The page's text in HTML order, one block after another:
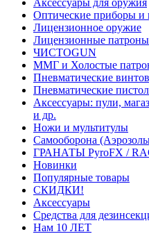
Оптические приборы и
Лицензионное оружие
Лицензионные патроны
ЧИСТОGUN
ММГ и Холостые
Пневматические
Пневматические
Аксессуары: пули,
и др.
Ножи и мультитулы
Самооборона
ГРАНАТЫ PyroFX /
Новинки
Популярные товары
СКИДКИ!
Аксессуары
Средства для
Нам 10 ЛЕТ